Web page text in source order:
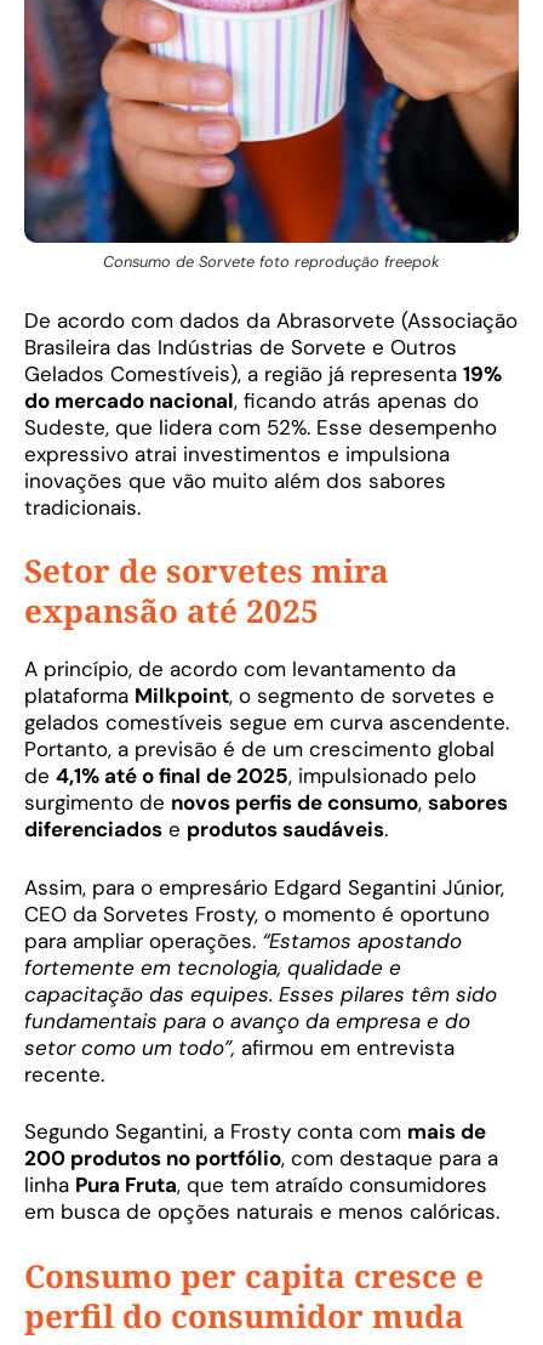
Consumo de Sorvete foto reprodução freepok
De acordo com dados da Abrasorvete (Associação
Brasileira das Indústrias de Sorvete e Outros
Gelados Comestíveis), a região já representa 19%
do mercado nacional, ficando atrás apenas do
Sudeste, que lidera com 52%. Esse desempenho
expressivo atrai investimentos e impulsiona
inovações que vão muito além dos sabores
tradicionais.
Setor de sorvetes mira
expansão até 2025
A princípio, de acordo com levantamento da
plataforma Milkpoint, o segmento de sorvetes e
gelados comestíveis segue em curva ascendente.
Portanto, a previsão é de um crescimento global
de 4,1% até o final de 2025, impulsionado pelo
surgimento de novos perfis de consumo, sabores
diferenciados e produtos saudáveis.
Assim, para o empresário Edgard Segantini Júnior,
CEO da Sorvetes Frosty, o momento é oportuno
para ampliar operações. “Estamos apostando
fortemente em tecnologia, qualidade e
capacitação das equipes. Esses pilares têm sido
fundamentais para o avanço da empresa e do
setor como um todo”, afirmou em entrevista
recente.
Segundo Segantini, a Frosty conta com mais de
200 produtos no portfólio, com destaque para a
linha Pura Fruta, que tem atraído consumidores
em busca de opções naturais e menos calóricas.
Consumo per capita cresce e
perfil do consumidor muda